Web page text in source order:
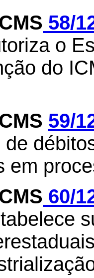
58/
o
do
59/
em
60/